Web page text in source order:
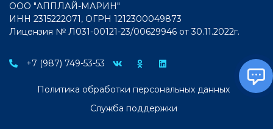
ООО "АППЛАЙ-МАРИН"
ИНН 2315222071, ОГРН 1212300049873
Лицензия № Л031-00121-23/00629946 от 30.11.2022г.
+7 (987) 749-53-53
Политика обработки персональных данных
Служба поддержки